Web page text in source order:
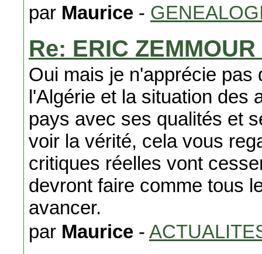
par Maurice -
Re: ERIC
Oui mais je n'apprécie
l'Algérie et la situation des
pays avec ses qualités et
voir la vérité, cela vous
critiques réelles vont
devront faire comme tous
avancer.
par Maurice -